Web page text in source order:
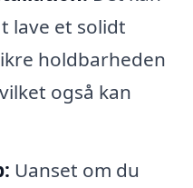
lave et solidt
holdbarheden
også kan
Uanset om du